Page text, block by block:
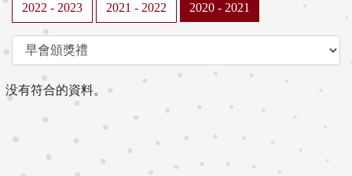
2022 - 2023 2021 - 2022 2020 - 2021
没有符合的資料。